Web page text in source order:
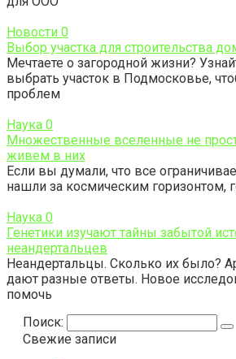
Новости 0
Выбор участка для строительства
Мечтаете о загородной жизни?
выбрать участок в Подмосковье,
проблем
Наука 0
Множественные вселенные не
живем в них
Если вы думали, что все
нашли за космическим горизонтом,
Наука 0
Генетики изучают тайны забытой
неандертальцев
Неандертальцы. Сколько их было?
дают разные ответы. Новое
помочь
Поиск:
Свежие записи